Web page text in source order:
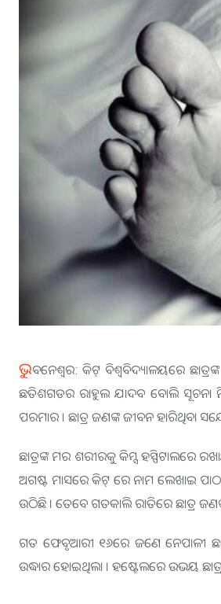
ଭୁବନେଶ୍ୱର: କିଟ୍‌ ବିଶ୍ୱବିଦ୍ୟାଳୟରେ
ଛତିଶଗଡର ରାହୁଲ ଯାଦବ ବୋଲି ସୂଚନା
ପରମାର । ଛାତ୍ର ଜଣଙ୍କ ଜୀବନ ହାରିଥିବା
ଛାତ୍ରଙ୍କ ମର ଶରୀରକୁ କିମ୍ସ ହସ୍ପିଟାଲରେ
ଅଗଷ୍ଟ ମାସରେ କିଟ୍‌ ରେ ନାମ ଲେଖାଇ ପାଠ
ଉଠିଛି । ତେବେ ଗତକାଲି ରାତିରେ ଛାତ୍ର
ଗତ ଫେବୃଆରୀ ୧୬ରେ ଜଣେ ନେପାଳୀ
ଉଦ୍ଧାର ହୋଇଥିଲା । ହଷ୍ଟେଲରେ ଉଭୟ